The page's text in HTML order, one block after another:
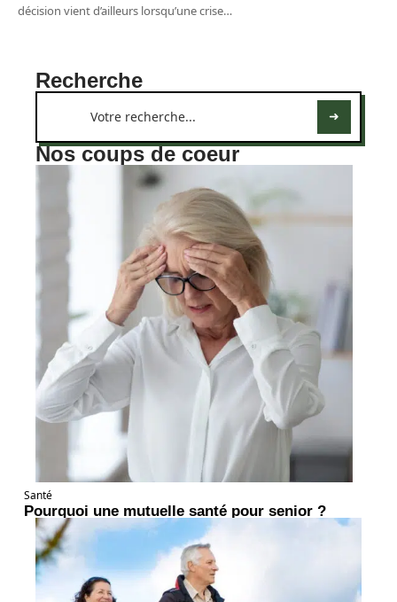
décision vient d’ailleurs lorsqu’une crise…
Recherche
Nos coups de coeur
Santé
Pourquoi une mutuelle santé pour senior ?